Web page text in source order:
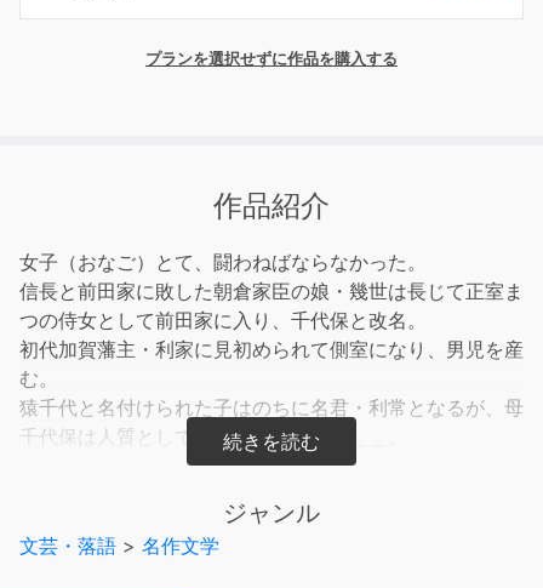
プランを選択せずに作品を購入する
作品紹介
女子（おなご）とて、闘わねばならなかった。
信長と前田家に敗した朝倉家臣の娘・幾世は長じて正室ま
つの侍女として前田家に入り、千代保と改名。
初代加賀藩主・利家に見初められて側室になり、男児を産
む。
猿千代と名付けられた子はのちに名君・利常となるが、母
千代保は人質として江戸へ向かった＿＿＿。
加賀百万石の礎を築き、寿福院の名で多くの人に親しまれ
ジャンル
文芸・落語 > 名作文学